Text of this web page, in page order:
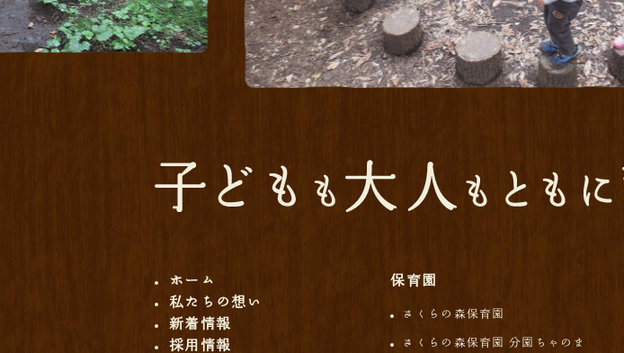
ホーム
私たちの想い
新着情報
採用情報
保育園
さくらの森保育園
さくらの森保育園 分園ちゃのま